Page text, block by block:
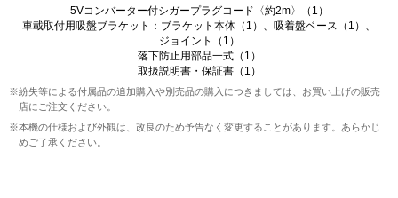
5Vコンバーター付シガープラグコード〈約2m〉（1）
車載取付用吸盤ブラケット：ブラケット本体（1）、吸着盤ベース（1）、
ジョイント（1）
落下防止用部品一式（1）
取扱説明書・保証書（1）
※紛失等による付属品の追加購入や別売品の購入につきましては、お買い上げの販売
店にご注文ください。
※本機の仕様および外観は、改良のため予告なく変更することがあります。あらかじ
めご了承ください。